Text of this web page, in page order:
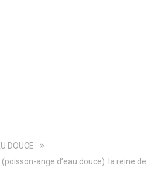
DOUCE
ange d’eau douce): la reine de